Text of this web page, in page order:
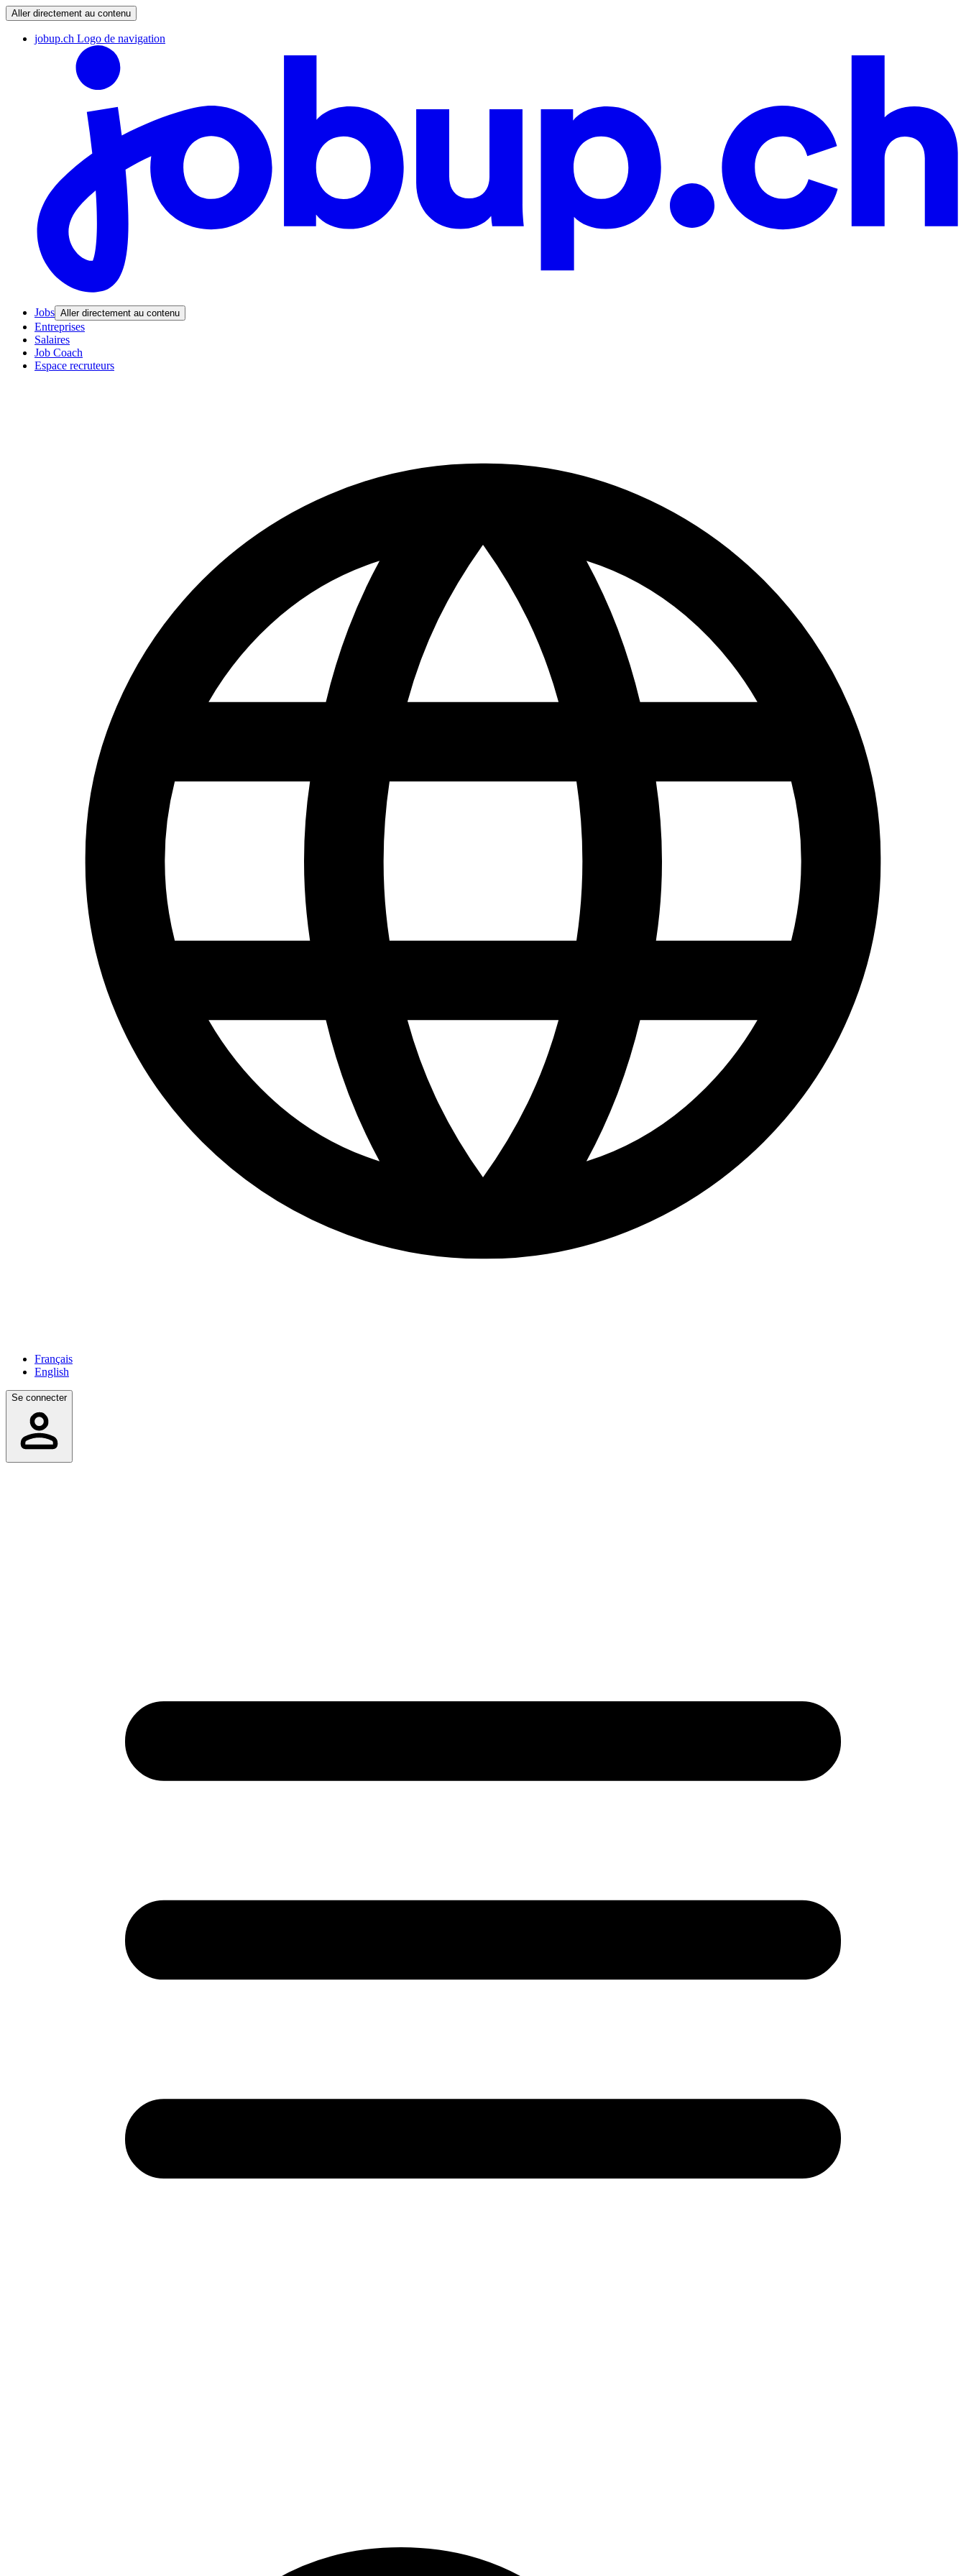
Aller directement au contenu
jobup.ch Logo de navigation
Jobs Aller directement au contenu
Entreprises
Salaires
Job Coach
Espace recruteurs
Français
English
Se connecter